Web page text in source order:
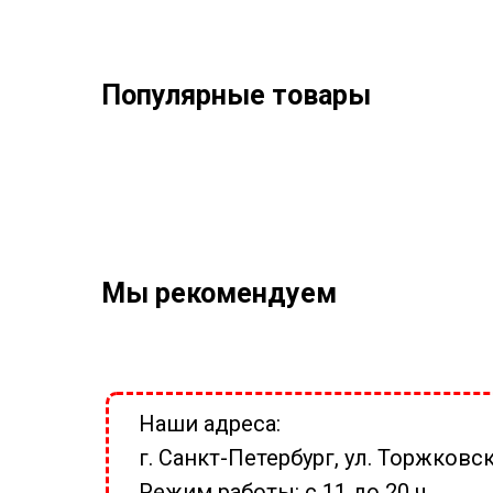
Популярные товары
Мы рекомендуем
Наши адреса:
г. Санкт-Петербург, ул.